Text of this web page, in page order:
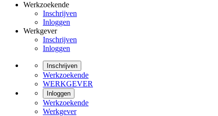
Werkzoekende
Inschrijven
Inloggen
Werkgever
Inschrijven
Inloggen
Inschrijven
Werkzoekende
WERKGEVER
Inloggen
Werkzoekende
Werkgever